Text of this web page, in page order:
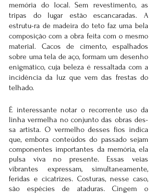
memória do local. Sem revestimento, as
tripas do lugar estão escancaradas. A
estrutu-ra de madeira do teto faz uma bela
composição com a obra feita com o mesmo
material. Cacos de cimento, espalhados
sobre uma tela de aço, formam um desenho
enigmático, cuja beleza é ressaltada com a
incidência da luz que vem das frestas do
telhado.
É interessante notar o recorrente uso da
linha vermelha no conjunto das obras des-
sa artista. O vermelho desses fios indica
que, embora conteúdos do passado sejam
componentes importantes da memória, ela
pulsa viva no presente. Essas veias
vibrantes expressam, simultaneamente,
feridas e cicatrizes. Costuras, nesse caso,
são espécies de ataduras. Cingem o